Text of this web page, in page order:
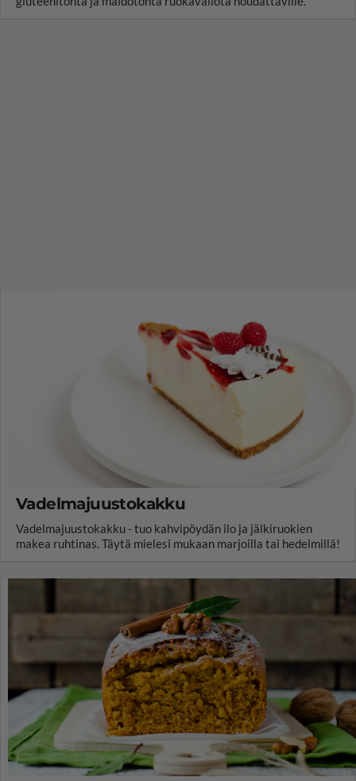
Vadelmajuustokakku
Vadelmajuustokakku - tuo kahvipöydän ilo ja jälkiruokien
makea ruhtinas. Täytä mielesi mukaan marjoilla tai hedelmillä!